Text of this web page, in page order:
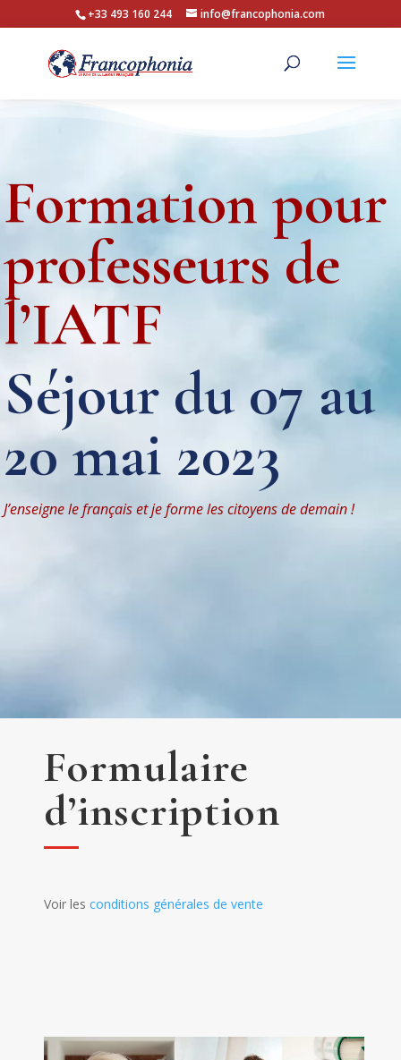
+33 493 160 244 info@francophonia.com
Formation pour
professeurs de
l’IATF
Séjour du 07 au
20 mai 2023
J’enseigne le français et je forme les citoyens de demain !
Formulaire
d’inscription
Voir les conditions générales de vente